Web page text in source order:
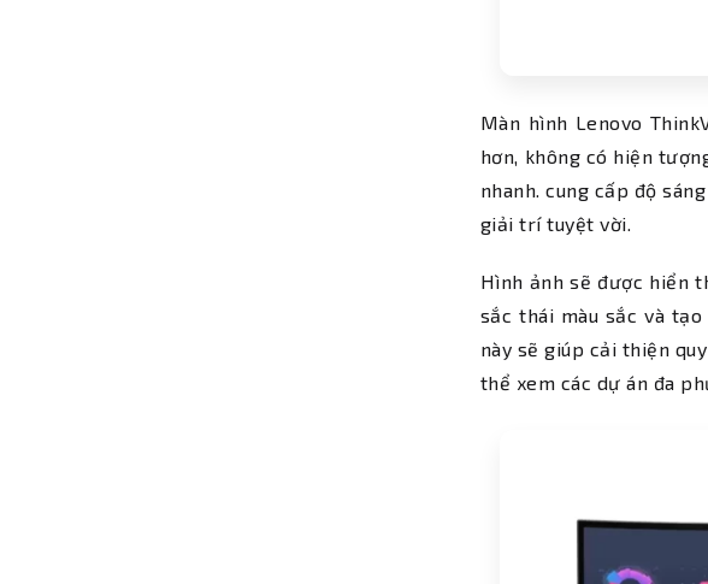
Màn hình Lenovo
hơn, không có hiện
nhanh. cung cấp độ
giải trí tuyệt vời.
Hình ảnh sẽ được hiển
sắc thái màu sắc và
này sẽ giúp cải thiện
thể xem các dự án đa